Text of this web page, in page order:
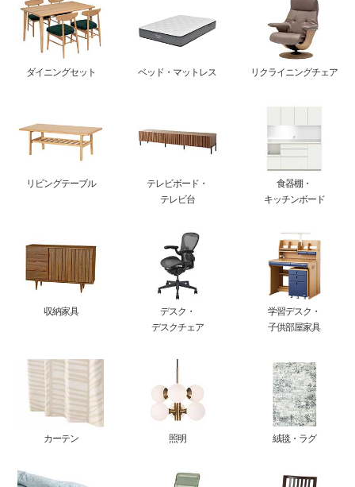
ダイニングセット ベッド・マットレス リクライニングチェア
リビングテーブル
テレビボード・
テレビ台
食器棚・
キッチンボード
収納家具
デスク・
デスクチェア
学習デスク・
子供部屋家具
カーテン 照明 絨毯・ラグ